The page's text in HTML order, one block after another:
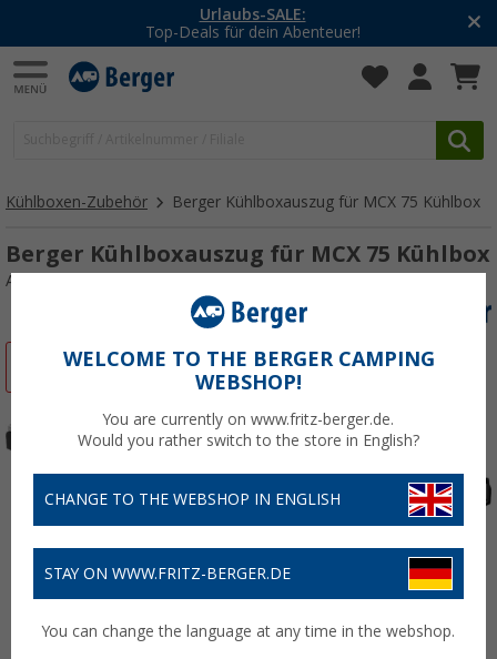
Deals für dein Abenteuer!
-
Kühlboxen-Zubehör Berger Kühlboxauszug für MCX 75 Kühlbox
Berger Kühlboxauszug für MCX 75 Kühlbox
Art.-Nr.: 844457
WELCOME TO THE BERGER CAMPING
WEBSHOP!
You are currently on www.fritz-berger.de.
Would you rather switch to the store in English?
CHANGE TO THE WEBSHOP IN ENGLISH
STAY ON WWW.FRITZ-BERGER.DE
You can change the language at any time in the webshop.